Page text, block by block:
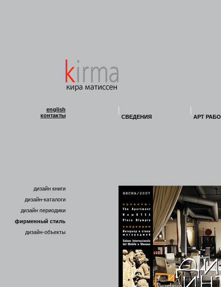
english
контакты
СВЕДЕНИЯ АРТ
дизайн книги
дизайн-каталоги
дизайн периодики
фирменный стиль
дизайн-объекты